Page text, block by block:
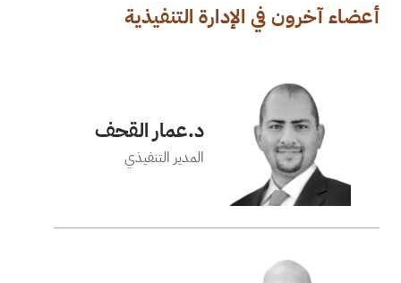
أعضاء آخرون في الإدارة التنفيذية
د.عمار القحف
المدير التنفيذي